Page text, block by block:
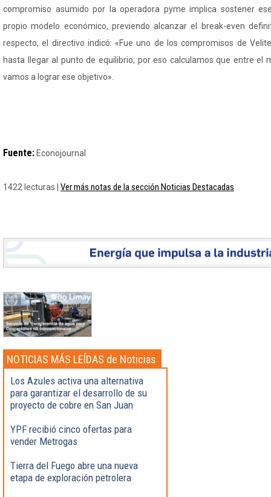
compromiso asumido por la operadora pyme implica sostener
propio modelo económico, previendo alcanzar el break-even
respecto, el directivo indicó: «Fue uno de los compromisos de
hasta llegar al punto de equilibrio, por eso calculamos que entre el
vamos a lograr ese objetivo».
Fuente: Econojournal
1422 lecturas | Ver más notas de la sección Noticias Destacadas
NOTICIAS MÁS LEÍDAS de Noticias
Destacadas
Los Azules activa una alternativa
para garantizar el desarrollo de su
proyecto de cobre en San Juan
YPF recibió cinco ofertas para
vender Metrogas
Tierra del Fuego abre una nueva
etapa de exploración petrolera